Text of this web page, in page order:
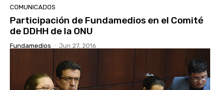
COMUNICADOS
Participación de Fundamedios en el Comité
de DDHH de la ONU
Fundamedios - Jun 27, 2016